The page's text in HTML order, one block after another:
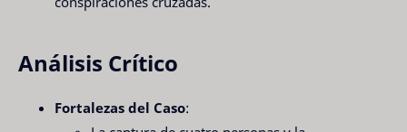
Análisis Crítico
Fortalezas del Caso: